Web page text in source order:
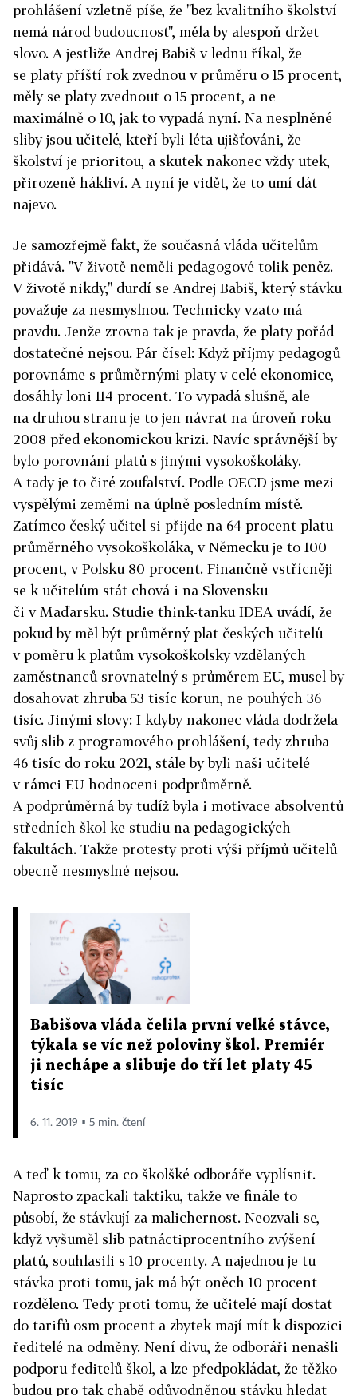
prohlášení vzletně píše, že "bez kvalitního školství
nemá národ budoucnost", měla by alespoň držet
slovo. A jestliže Andrej Babiš v lednu říkal, že
se platy příští rok zvednou v průměru o 15 procent,
měly se platy zvednout o 15 procent, a ne
maximálně o 10, jak to vypadá nyní. Na nesplněné
sliby jsou učitelé, kteří byli léta ujišťováni, že
školství je prioritou, a skutek nakonec vždy utek,
přirozeně hákliví. A nyní je vidět, že to umí dát
najevo.
Je samozřejmě fakt, že současná vláda učitelům
přidává. "V životě neměli pedagogové tolik peněz.
V životě nikdy," durdí se Andrej Babiš, který stávku
považuje za nesmyslnou. Technicky vzato má
pravdu. Jenže zrovna tak je pravda, že platy pořád
dostatečné nejsou. Pár čísel: Když příjmy pedagogů
porovnáme s průměrnými platy v celé ekonomice,
dosáhly loni 114 procent. To vypadá slušně, ale
na druhou stranu je to jen návrat na úroveň roku
2008 před ekonomickou krizi. Navíc správnější by
bylo porovnání platů s jinými vysokoškoláky.
A tady je to čiré zoufalství. Podle OECD jsme mezi
vyspělými zeměmi na úplně posledním místě.
Zatímco český učitel si přijde na 64 procent platu
průměrného vysokoškoláka, v Německu je to 100
procent, v Polsku 80 procent. Finančně vstřícněji
se k učitelům stát chová i na Slovensku
či v Maďarsku. Studie think-tanku IDEA uvádí, že
pokud by měl být průměrný plat českých učitelů
v poměru k platům vysokoškolsky vzdělaných
zaměstnanců srovnatelný s průměrem EU, musel by
dosahovat zhruba 53 tisíc korun, ne pouhých 36
tisíc. Jinými slovy: I kdyby nakonec vláda dodržela
svůj slib z programového prohlášení, tedy zhruba
46 tisíc do roku 2021, stále by byli naši učitelé
v rámci EU hodnoceni podprůměrně.
A podprůměrná by tudíž byla i motivace absolventů
středních škol ke studiu na pedagogických
fakultách. Takže protesty proti výši příjmů učitelů
obecně nesmyslné nejsou.
Babišova vláda čelila první velké stávce,
týkala se víc než poloviny škol. Premiér
ji nechápe a slibuje do tří let platy 45
tisíc
6. 11. 2019 ▪ 5 min. čtení
A teď k tomu, za co školšké odboráře vyplísnit.
Naprosto zpackali taktiku, takže ve finále to
působí, že stávkují za malichernost. Neozvali se,
když vyšuměl slib patnáctiprocentního zvýšení
platů, souhlasili s 10 procenty. A najednou je tu
stávka proti tomu, jak má být oněch 10 procent
rozděleno. Tedy proti tomu, že učitelé mají dostat
do tarifů osm procent a zbytek mají mít k dispozici
ředitelé na odměny. Není divu, že odboráři nenašli
podporu ředitelů škol, a lze předpokládat, že těžko
budou pro tak chabě odůvodněnou stávku hledat